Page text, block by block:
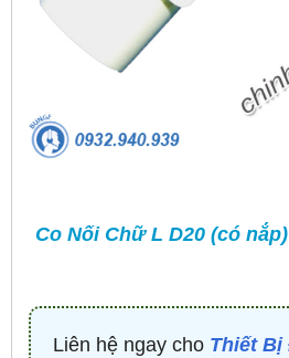
Co Nối Chữ L D20 (có
Liên hệ ngay cho Thiết Bị